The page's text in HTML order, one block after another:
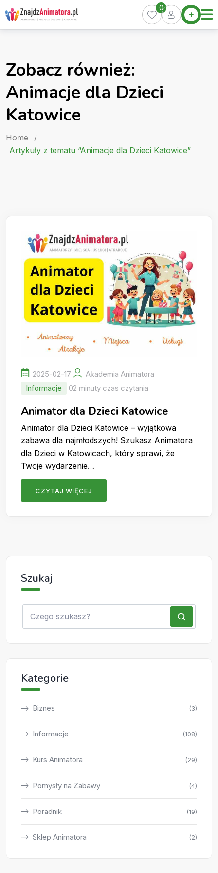
Skip
to
content
Home
Oferty
Kurs
0
Zobacz również:
Animacje dla Dzieci
Katowice
Home
/
Artykuły z tematu “Animacje dla Dzieci Katowice”
2025-02-17
Akademia Animatora
Informacje
02 minuty czas czytania
Animator dla Dzieci Katowice
Animator dla Dzieci Katowice – wyjątkowa
zabawa dla najmłodszych! Szukasz Animatora
dla Dzieci w Katowicach, który sprawi, że
Twoje wydarzenie…
CZYTAJ WIĘCEJ
Szukaj
Kategorie
Biznes (3)
Informacje (108)
Kurs Animatora (29)
Pomysły na Zabawy (4)
Poradnik (19)
Sklep Animatora (2)